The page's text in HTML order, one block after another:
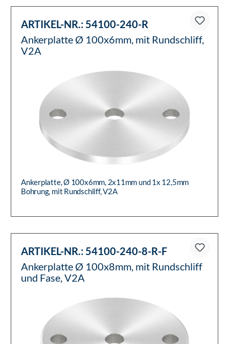
ARTIKEL-NR.: 54100-240-R
Ankerplatte Ø 100x6mm, mit Rundschliff,
V2A
Ankerplatte, Ø 100x6mm, 2x11mm und 1x 12,5mm
Bohrung, mit Rundschliff, V2A
ARTIKEL-NR.: 54100-240-8-R-F
Ankerplatte Ø 100x8mm, mit Rundschliff
und Fase, V2A